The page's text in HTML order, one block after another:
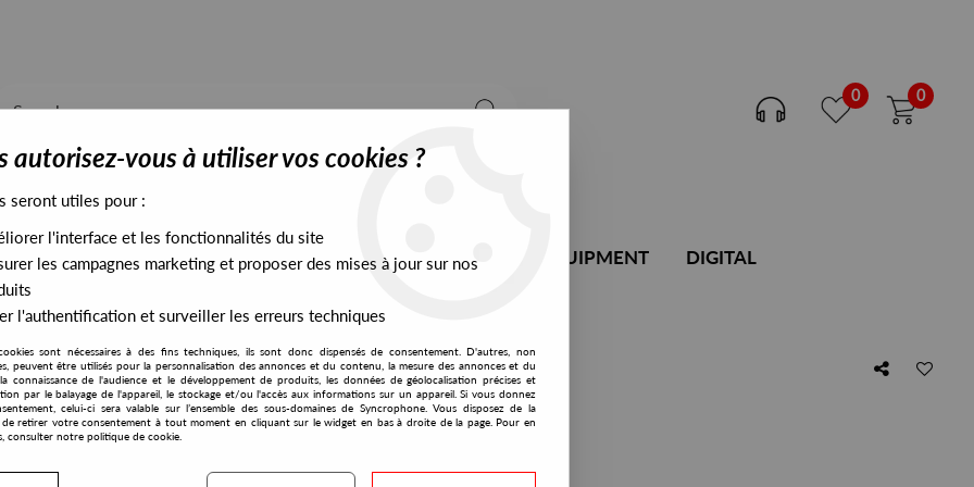
0 0
STOCK EXCLUSIVES PRESALES EXCLUSIVES DJ EQUIPMENT DIGITAL
Magou's Disco Bugs
Magou
More Dreams
14,00 €incl. taxes
autorisez-vous à utiliser vos cookies ?
seront utiles pour :
l'interface et les fonctionnalités du site
les campagnes marketing et proposer des mises à jour sur nos
l'authentification et surveiller les erreurs techniques
sont nécessaires à des fins techniques, ils sont donc dispensés de consentement. D'autres, non
peuvent être utilisés pour la personnalisation des annonces et du contenu, la mesure des annonces et du
connaissance de l'audience et le développement de produits, les données de géolocalisation précises et
par le balayage de l'appareil, le stockage et/ou l'accès aux informations sur un appareil. Si vous donnez
celui-ci sera valable sur l’ensemble des sous-domaines de Syncrophone. Vous disposez de la
de retirer votre consentement à tout moment en cliquant sur le widget en bas à droite de la page. Pour en
consulter notre politique de cookie.